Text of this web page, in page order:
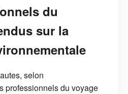
du
sur la
selon
professionnels du voyage